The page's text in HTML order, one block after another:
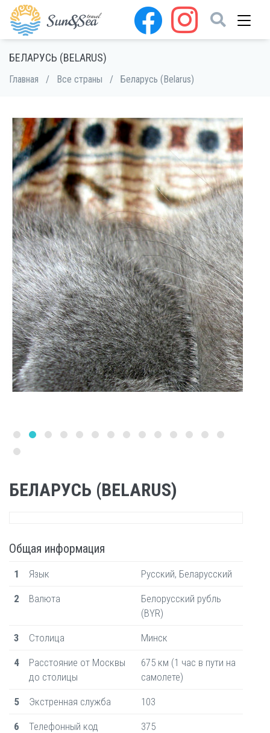
БЕЛАРУСЬ (BELARUS)
Главная / Все страны / Беларусь (Belarus)
БЕЛАРУСЬ (BELARUS)
Общая информация
1 Язык Русский, Беларусский
2 Валюта
Белорусский рубль
(BYR)
3 Столица Минск
4
Расстояние от Москвы
до столицы
675 км (1 час в пути на
самолете)
5 Экстренная служба 103
6 Телефонный код 375